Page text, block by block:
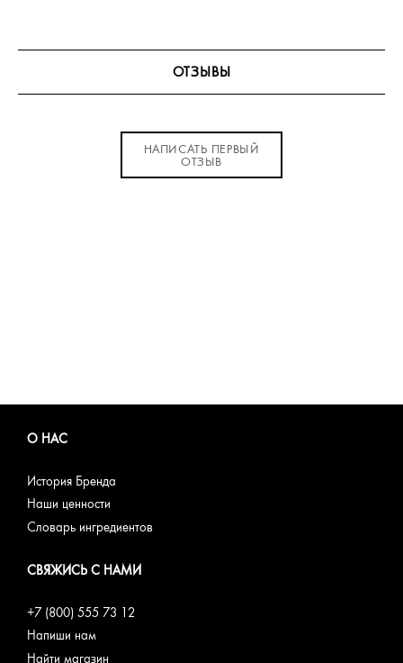
ОТЗЫВЫ
НАПИСАТЬ ПЕРВЫЙ
ОТЗЫВ
О НАС
История Бренда
Наши ценности
Словарь ингредиентов
СВЯЖИСЬ С НАМИ
+7 (800) 555 73 12
Напиши нам
Найти магазин